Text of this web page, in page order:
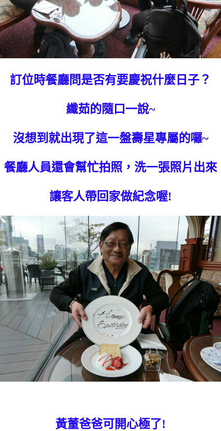
訂位時餐廳問是否有要慶祝什麼日子？
纖茹的隨口一說~
沒想到就出現了這一盤壽星專屬的囉~
餐廳人員還會幫忙拍照，洗一張照片出來
讓客人帶回家做紀念喔!
黃董爸爸可開心極了!